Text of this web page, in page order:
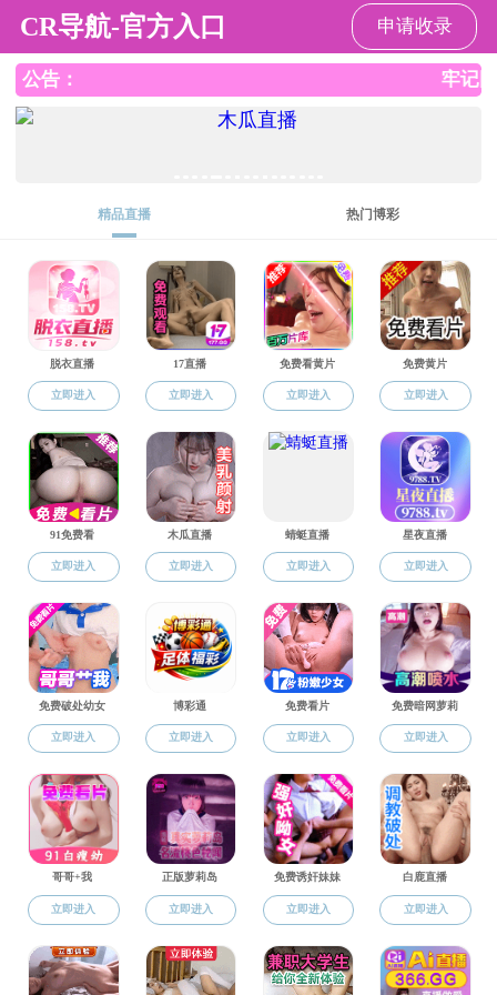
黑料社区
黑料社区 黑料社区概况 师资队伍
通知公告
党政办公室
教务办公室
公示公告
招生信息
学科办公室
公示公告
马克思主义理论硕士
马克思主义理论硕士
马克思主义理论硕士
马克思主义理论硕士
硕士研究生学位论文答
马克思主义理论硕士
马克思主义理论硕士